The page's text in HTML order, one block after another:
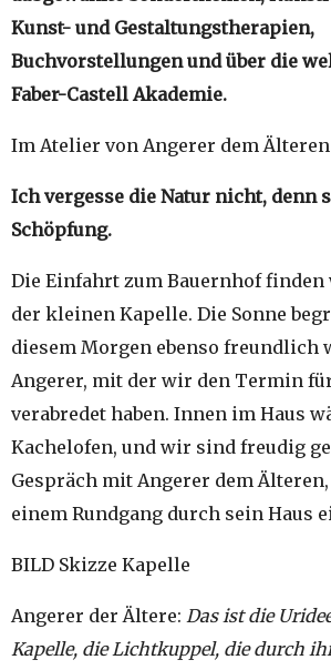
Kunst- und Gestaltungstherapien,
Buchvorstellungen und über die
Faber-Castell Akademie.
Im Atelier von Angerer dem Älteren
Ich vergesse die Natur nicht, denn
Schöpfung.
Die Einfahrt zum Bauernhof
der kleinen Kapelle. Die Sonne
diesem Morgen ebenso freundlich
Angerer, mit der wir den Termin
verabredet haben. Innen im Haus
Kachelofen, und wir sind freudig
Gespräch mit Angerer dem
einem Rundgang durch sein Haus
BILD Skizze Kapelle
Angerer der Ältere: Das ist die
Kapelle, die Lichtkuppel, die durch